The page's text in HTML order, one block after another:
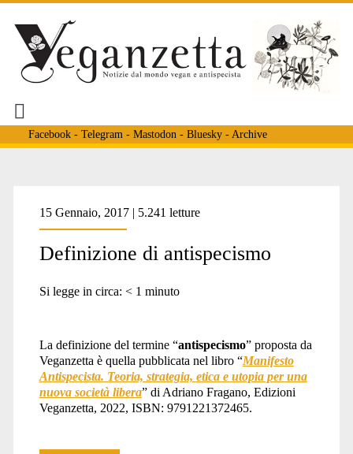
Facebook- Telegram - Mastodon - Bluesky- Archive
<span>sensiocentrico</
15 Gennaio, 2017 | 5.241 letture
Definizione di antispecismo
Si legge in circa: < 1 minuto
La definizione del termine “antispecismo” proposta da
Veganzetta è quella pubblicata nel libro “Manifesto
Antispecista. Teoria, strategia, etica e utopia per una
nuova società libera” di Adriano Fragano, Edizioni
Veganzetta, 2022, ISBN: 9791221372465.